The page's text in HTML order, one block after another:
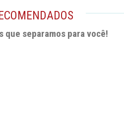
separamos para você!